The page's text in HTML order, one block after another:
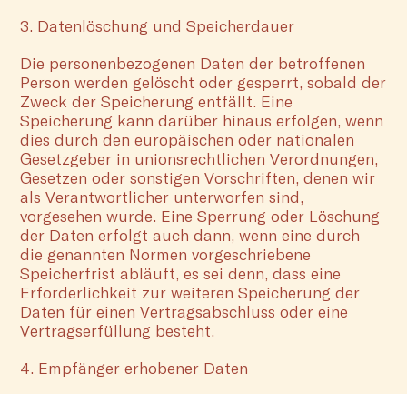
3. Datenlöschung und Speicherdauer
Die personenbezogenen Daten der betroffenen
Person werden gelöscht oder gesperrt, sobald der
Zweck der Speicherung entfällt. Eine
Speicherung kann darüber hinaus erfolgen, wenn
dies durch den europäischen oder nationalen
Gesetzgeber in unionsrechtlichen Verordnungen,
Gesetzen oder sonstigen Vorschriften, denen wir
als Verantwortlicher unterworfen sind,
vorgesehen wurde. Eine Sperrung oder Löschung
der Daten erfolgt auch dann, wenn eine durch
die genannten Normen vorgeschriebene
Speicherfrist abläuft, es sei denn, dass eine
Erforderlichkeit zur weiteren Speicherung der
Daten für einen Vertragsabschluss oder eine
Vertragserfüllung besteht.
4. Empfänger erhobener Daten